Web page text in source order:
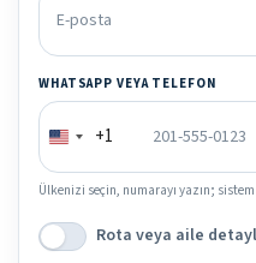
WHATSAPP VEYA TELEFON
+1
Ülkenizi seçin, numarayı yazın;
Rota veya aile